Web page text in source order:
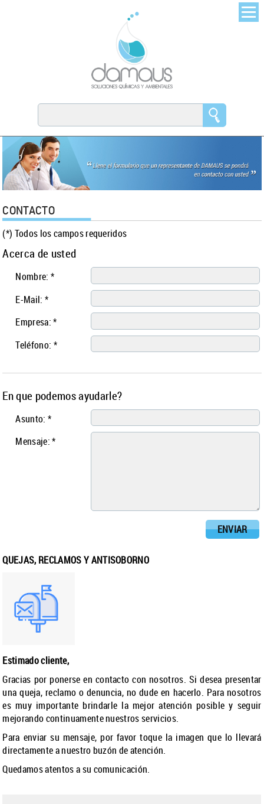
CONTACTO
(*) Todos los campos requeridos
Acerca de usted
Nombre: *
E-Mail: *
Empresa: *
Teléfono: *
En que podemos ayudarle?
Asunto: *
Mensaje: *
ENVIAR
QUEJAS, RECLAMOS Y ANTISOBORNO
Estimado cliente,
Gracias por ponerse en contacto con nosotros. Si desea presentar
una queja, reclamo o denuncia, no dude en hacerlo. Para nosotros
es muy importante brindarle la mejor atención posible y seguir
mejorando continuamente nuestros servicios.
Para enviar su mensaje, por favor toque la imagen que lo llevará
directamente a nuestro buzón de atención.
Quedamos atentos a su comunicación.